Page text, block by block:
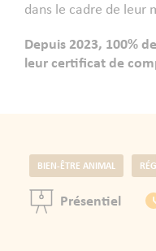
dans le cadre de leur
Depuis 2023, 100%
leur certificat de
BIEN-ÊTRE ANIMAL
Présentiel